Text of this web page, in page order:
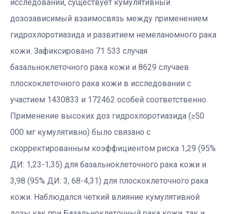
исследований, существует кумулятивный
дозозависимый взаимосвязь между применением
гидрохлоротиазида и развитием немеланомного рака
кожи. Зафиксировано 71 533 случая
базальноклеточного рака кожи и 8629 случаев
плоскоклеточного рака кожи в исследовании с
участием 1430833 и 172462 особей соответственно.
Применение высоких доз гидрохлоротиазида (≥50
000 мг кумулятивно) было связано с
скорректированным коэффициентом риска 1,29 (95%
ДИ: 1,23-1,35) для базальноклеточного рака кожи и
3,98 (95% ДИ: 3, 68-4,31) для плоскоклеточного рака
кожи. Наблюдался четкий влияние кумулятивной